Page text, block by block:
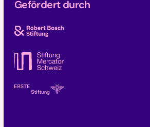
Gefördert durch